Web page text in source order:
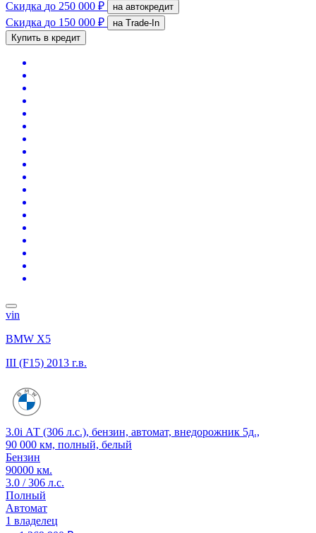
Скидка до 250 000 ₽ на автокредит
Скидка до 150 000 ₽
на Trade-In
Купить в кредит
vin
BMW X5
III (F15) 2013 г.в.
3.0i АТ (306 л.с.), бензин, автомат, внедорожник 5д.,
90 000 км, полный, белый
Бензин
90000 км.
3.0 / 306 л.с.
Полный
Автомат
1 владелец